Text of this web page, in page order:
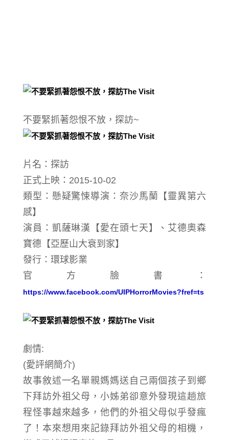
不要緊抓著怨恨不放，探訪~
片名：探訪
正式上映：2015-10-02
類型：懸疑驚悚導演：奈沙馬蘭【靈異第六
感】
演員：凱薩琳漢【愛在頭七天】、艾德奧森
寶德【亞歷山大衰到家】
發行：環球影業
官方臉書：
https://www.facebook.com/UIPHorrorMovies?fref=ts
劇情:
(愛評網簡介)
故事敘述一名單親媽媽送自己兩個孩子到鄉
下拜訪外祖父母，小姊弟卻意外發現這趟旅
程怪事越來越多，他們的外祖父母似乎發瘋
了！本來想用來記錄拜訪外祖父母的相機，